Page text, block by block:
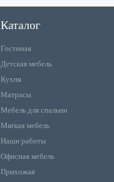
Каталог
Гостиная
Детская мебель
Кухня
Матрасы
Мебель для спальни
Мягкая мебель
Наши работы
Офисная мебель
Прихожая